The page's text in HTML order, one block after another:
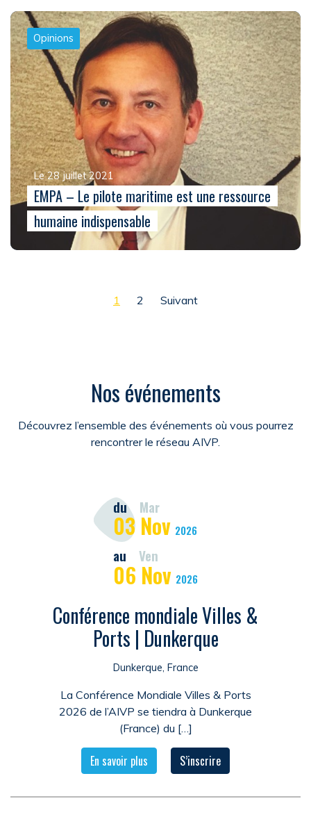
Opinions
Le 28 juillet 2021
EMPA – Le pilote maritime est une ressource
humaine indispensable
Pagination des publications
1 2 Suivant
Nos événements
Découvrez l’ensemble des événements où vous pourrez
rencontrer le réseau AIVP.
du Mar
03 Nov 2026
au Ven
06 Nov 2026
Conférence mondiale Villes &
Ports | Dunkerque
Dunkerque, France
La Conférence Mondiale Villes & Ports
2026 de l’AIVP se tiendra à Dunkerque
(France) du […]
En savoir plus S’inscrire